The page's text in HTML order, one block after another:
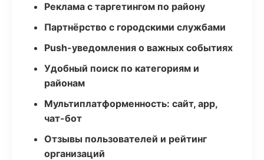
Реклама с таргетингом по району
Партнёрство с городскими службами
Push-уведомления о важных событиях
Удобный поиск по категориям и
районам
Мультиплатформенность: сайт, app,
чат-бот
Отзывы пользователей и рейтинг
организаций